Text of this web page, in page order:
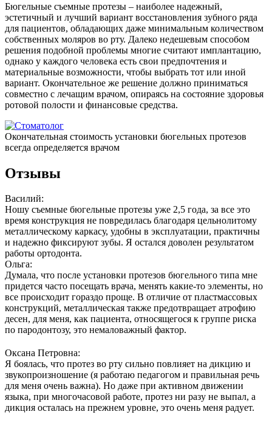
Бюгельные съемные протезы – наиболее надежный,
эстетичный и лучший вариант восстановления зубного ряда
для пациентов, обладающих даже минимальным количеством
собственных моляров во рту. Далеко недешевым способом
решения подобной проблемы многие считают имплантацию,
однако у каждого человека есть свои предпочтения и
материальные возможности, чтобы выбрать тот или иной
вариант. Окончательное же решение должно приниматься
совместно с лечащим врачом, опираясь на состояние здоровья
ротовой полости и финансовые средства.
Окончательная стоимость установки бюгельных протезов
всегда определяется врачом
Отзывы
Василий:
Ношу съемные бюгельные протезы уже 2,5 года, за все это
время конструкция не повредилась благодаря цельнолитому
металлическому каркасу, удобны в эксплуатации, практичны
и надежно фиксируют зубы. Я остался доволен результатом
работы ортодонта.
Ольга:
Думала, что после установки протезов бюгельного типа мне
придется часто посещать врача, менять какие-то элементы, но
все происходит гораздо проще. В отличие от пластмассовых
конструкций, металлическая также предотвращает атрофию
десен, для меня, как пациента, относящегося к группе риска
по пародонтозу, это немаловажный фактор.
Оксана Петровна:
Я боялась, что протез во рту сильно повлияет на дикцию и
звукопроизношение (я работаю педагогом и правильная речь
для меня очень важна). Но даже при активном движении
языка, при многочасовой работе, протез ни разу не выпал, а
дикция осталась на прежнем уровне, это очень меня радует.